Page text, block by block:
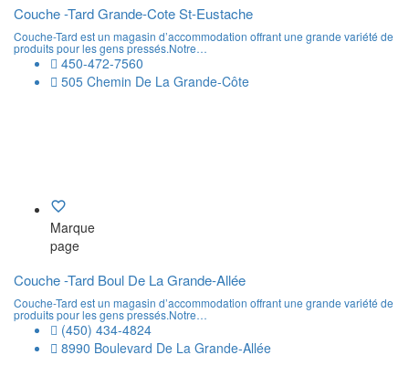
Couche -Tard Grande-Cote St-Eustache
Couche-Tard est un magasin d’accommodation offrant une grande variété de
produits pour les gens pressés.Notre…
450-472-7560
505 Chemin De La Grande-Côte
Marque
page
Couche -Tard Boul De La Grande-Allée
Couche-Tard est un magasin d’accommodation offrant une grande variété de
produits pour les gens pressés.Notre…
(450) 434-4824
8990 Boulevard De La Grande-Allée